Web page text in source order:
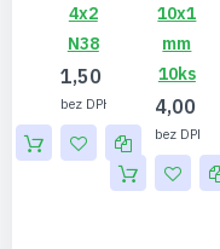
4x2
N38
1,50 €
1,22 €
10x1
Mm
10ks
4,00 €